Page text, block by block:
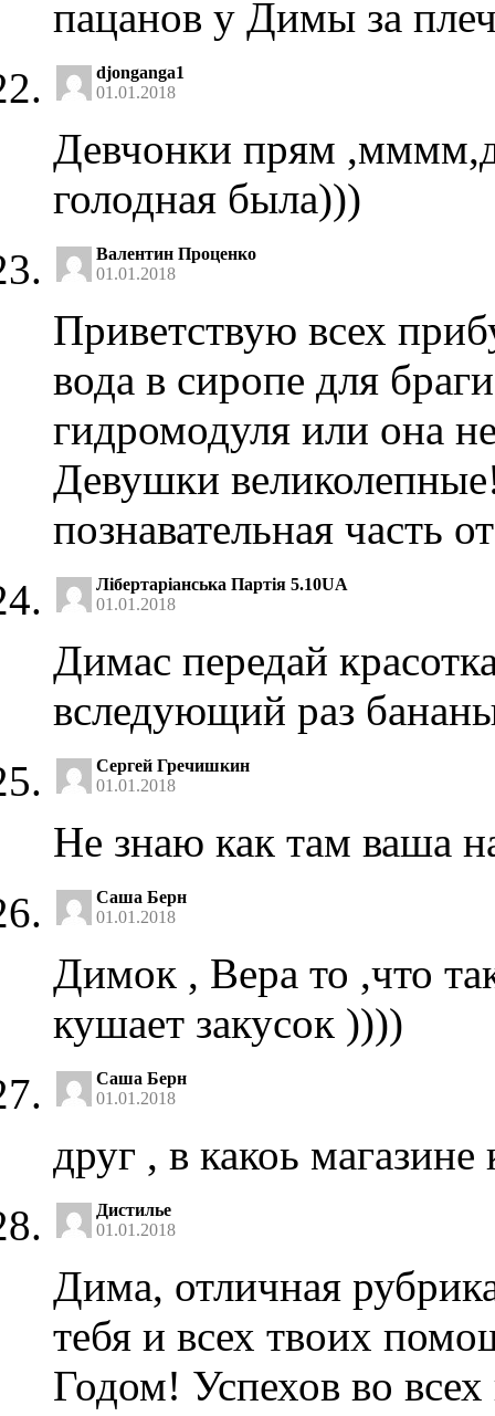
пацанов у Димы за
djonganga1
01.01.2018
Девчонки прям
голодная была)))
Валентин Проценко
01.01.2018
Приветствую всех
вода в сиропе для
гидромодуля или она
Девушки
познавательная часть
Лібертаріанська Партiя 5.10UA
01.01.2018
Димас передай
вследующий раз
Сергей Гречишкин
01.01.2018
Не знаю как там ваша
Саша Берн
01.01.2018
Димок , Вера то ,что
кушает закусок ))))
Саша Берн
01.01.2018
друг , в какоь
Дистилье
01.01.2018
Дима, отличная
тебя и всех твоих
Годом! Успехов во